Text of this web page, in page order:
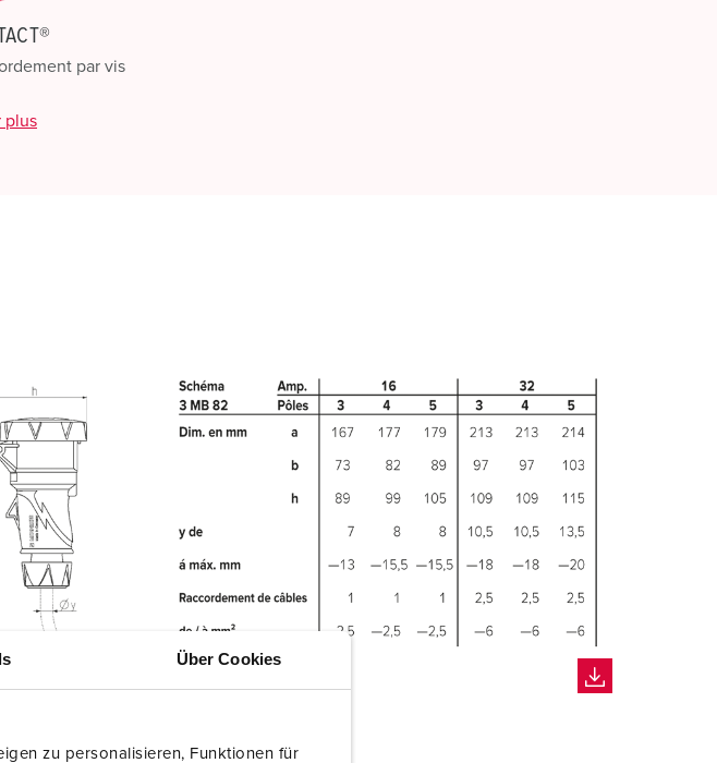
Über Cookies
zu personalisieren, Funktionen für
par vis
plus